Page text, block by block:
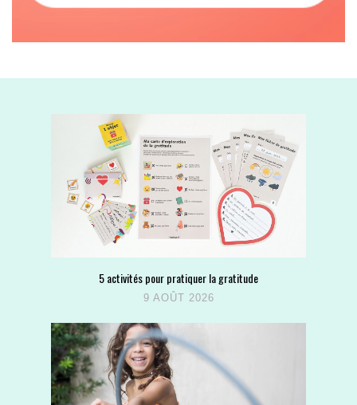
5 activités pour pratiquer la gratitude
9 AOÛT 2026